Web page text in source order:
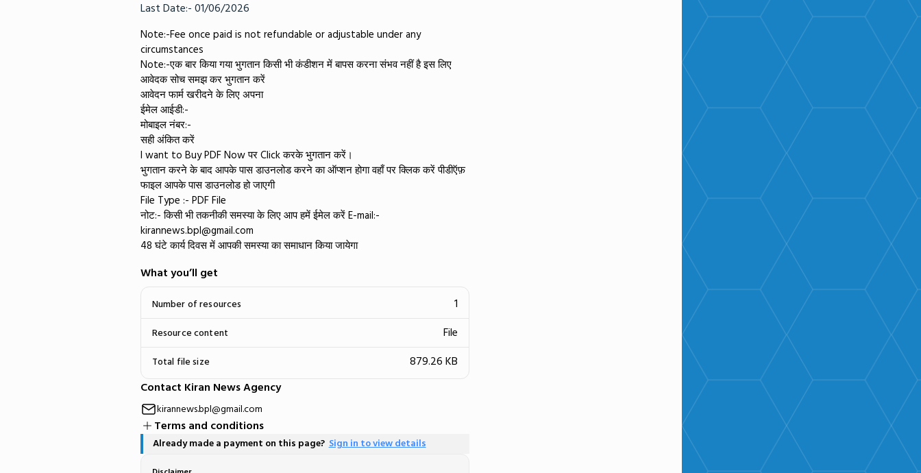
Last Date:- 01/06/2026
​Note:-Fee once paid is not refundable or adjustable under any
circumstances
​Note:-एक बार किया गया भुगतान किसी भी कंडीशन में बापस करना संभव नहीं है इस लिए
आवेदक सोच समझ कर भुगतान करें
​आवेदन फार्म खरीदने के लिए अपना
ईमेल आईडी:-
​मोबाइल नंबर:-
​सही अंकित करें
I want to Buy PDF Now पर Click करके भुगतान करें।
​भुगतान करने के बाद आपके पास डाउनलोड करने का ऑप्शन होगा वहाँ पर क्लिक करें पीडीऍफ़
फाइल आपके पास डाउनलोड हो जाएगी
​File Type :- PDF File
​नोट:- किसी भी तकनीकी समस्या के लिए आप हमें ईमेल करें E-mail:-
kirannews.bpl@gmail.com
48 घंटे कार्य दिवस में आपकी समस्या का समाधान किया जायेगा
What you’ll get
Number of resources 1
Resource content File
Total file size
879.26 KB
Contact Kiran News Agency
kirannews.bpl@gmail.com
Terms and conditions
Already made a payment on this page?Sign in to view details